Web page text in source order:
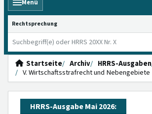
Menü
HRRS durchsuchen
Startseite Archiv HRRS-Ausgaben
V. Wirtschaftsstrafrecht und Nebengebiete
HRRS-Ausgabe Mai 2026: